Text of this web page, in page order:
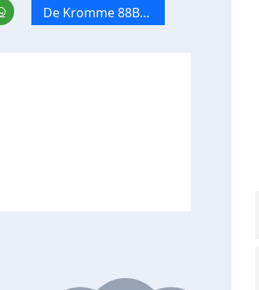
De Kromme 88BS
x Tien Mile van